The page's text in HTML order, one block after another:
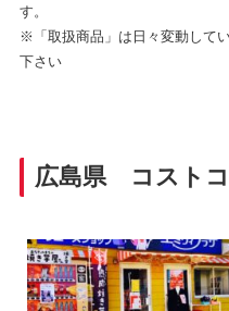
す。
※「取扱商品」は日々変動して
下さい
広島県 コスト